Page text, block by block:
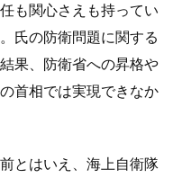
も関心さえも持ってい
氏の防衛問題に関する
果、防衛省への昇格や
首相では実現できなか
とはいえ、海上自衛隊